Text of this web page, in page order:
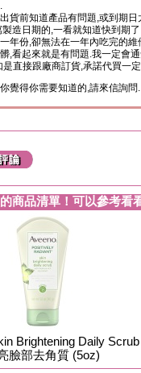
貨前知道產品有問題,或到期
製造日期的,一看就知道快到期
年份,卻無法在一年內吃完的維
,看起來就是有問題.我一定會
是直接跟廠商訂貨,承諾代買一
覺得你需要知道的,請來信詢問.
商品清單！可以參考看
Brightening Daily Scrub
臉部去角質 (5oz)